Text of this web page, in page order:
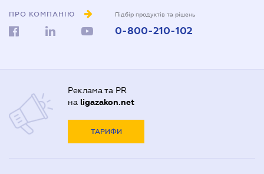
ПРО КОМПАНІЮ Підбір продуктів та рішень
0-800-210-102
Реклама та PR
на ligazakon.net
ТАРИФИ